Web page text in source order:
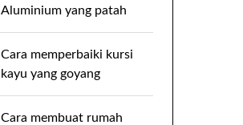
Aluminium yang patah
Cara memperbaiki kursi
kayu yang goyang
Cara membuat rumah